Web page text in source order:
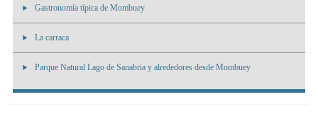
Gastronomía típica de Mombuey
La carraca
Parque Natural Lago de Sanabria y alrededores desde Mombuey